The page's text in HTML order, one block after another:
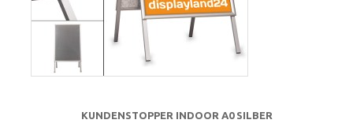
KUNDENSTOPPER INDOOR A0 SILBER